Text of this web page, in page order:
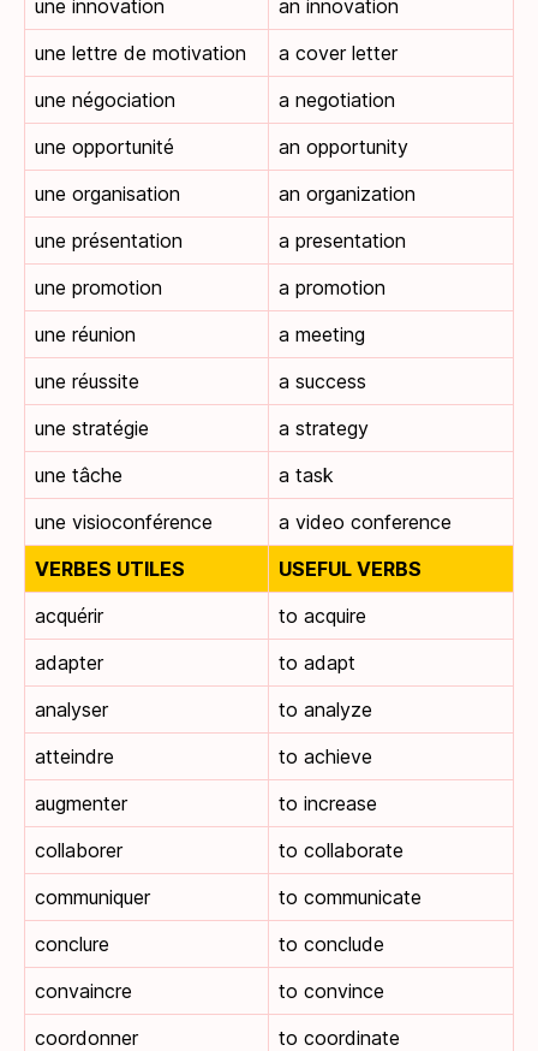
une innovation
an innovation
une lettre de motivation
a cover letter
une négociation
a negotiation
une opportunité
an opportunity
une organisation
an organization
une présentation
a presentation
une promotion
a promotion
une réunion
a meeting
une réussite
a success
une stratégie
a strategy
une tâche
a task
une visioconférence
a video conference
VERBES UTILES
USEFUL VERBS
acquérir
to acquire
adapter
to adapt
analyser
to analyze
atteindre
to achieve
augmenter
to increase
collaborer
to collaborate
communiquer
to communicate
conclure
to conclude
convaincre
to convince
coordonner
to coordinate